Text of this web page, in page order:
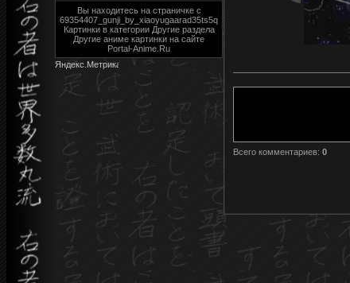
Вы находитесь на страничке с
69354407_gunji_by_xiaoyugaarad35ts5q
Картинки в категории Другие раздела
Другие аниме картинки на сайте
Portal-Anime.Ru
Всего комментариев: 0